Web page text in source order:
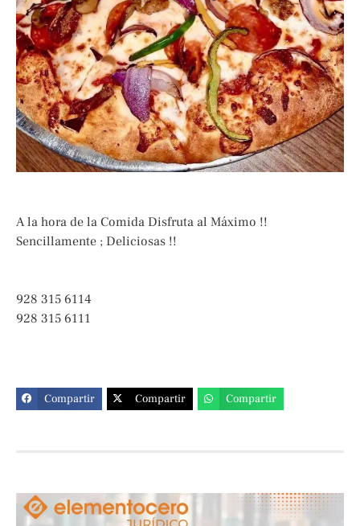
A la hora de la Comida Disfruta al Máximo !!
Sencillamente ; Deliciosas !!
928 315 6114
928 315 6111
Compartir Compartir Compartir